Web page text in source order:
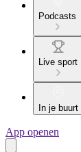
Podcasts
Live sport
In je buurt
App openen